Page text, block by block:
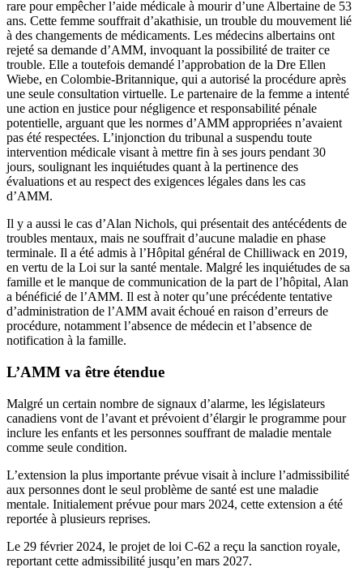
rare pour empêcher l’aide médicale à mourir d’une Albertaine de 53
ans. Cette femme souffrait d’akathisie, un trouble du mouvement lié
à des changements de médicaments. Les médecins albertains ont
rejeté sa demande d’AMM, invoquant la possibilité de traiter ce
trouble. Elle a toutefois demandé l’approbation de la Dre Ellen
Wiebe, en Colombie-Britannique, qui a autorisé la procédure après
une seule consultation virtuelle. Le partenaire de la femme a intenté
une action en justice pour négligence et responsabilité pénale
potentielle, arguant que les normes d’AMM appropriées n’avaient
pas été respectées. L’injonction du tribunal a suspendu toute
intervention médicale visant à mettre fin à ses jours pendant 30
jours, soulignant les inquiétudes quant à la pertinence des
évaluations et au respect des exigences légales dans les cas
d’AMM.
Il y a aussi le cas d’Alan Nichols, qui présentait des antécédents de
troubles mentaux, mais ne souffrait d’aucune maladie en phase
terminale. Il a été admis à l’Hôpital général de Chilliwack en 2019,
en vertu de la Loi sur la santé mentale. Malgré les inquiétudes de sa
famille et le manque de communication de la part de l’hôpital, Alan
a bénéficié de l’AMM. Il est à noter qu’une précédente tentative
d’administration de l’AMM avait échoué en raison d’erreurs de
procédure, notamment l’absence de médecin et l’absence de
notification à la famille.
L’AMM va être étendue
Malgré un certain nombre de signaux d’alarme, les législateurs
canadiens vont de l’avant et prévoient d’élargir le programme pour
inclure les enfants et les personnes souffrant de maladie mentale
comme seule condition.
L’extension la plus importante prévue visait à inclure l’admissibilité
aux personnes dont le seul problème de santé est une maladie
mentale. Initialement prévue pour mars 2024, cette extension a été
reportée à plusieurs reprises.
Le 29 février 2024, le projet de loi C-62 a reçu la sanction royale,
reportant cette admissibilité jusqu’en mars 2027.